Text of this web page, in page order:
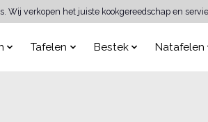
Wij verkopen het juiste kookgereedschap en
Tafelen Bestek Natafelen